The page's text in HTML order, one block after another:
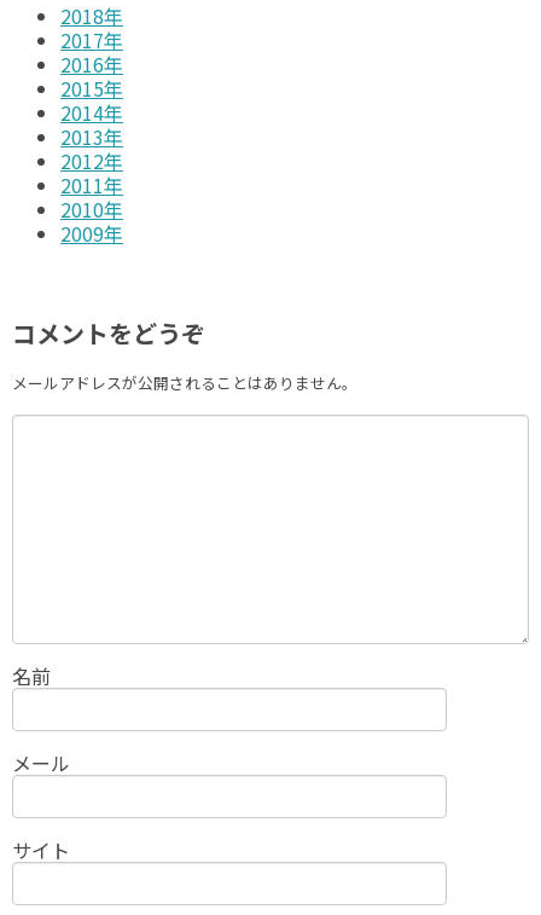
2018年
2017年
2016年
2015年
2014年
2013年
2012年
2011年
2010年
2009年
コメントをどうぞ
メールアドレスが公開されることはありません。
名前
メール
サイト